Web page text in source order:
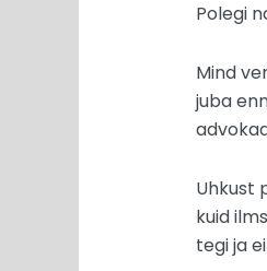
Polegi
Mind
juba
Uhkust
kuid
tegi ja